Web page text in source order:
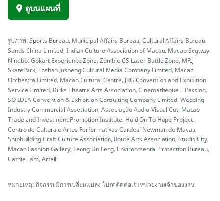
ดูบนแผนที่
รูปภาพ: Sports Bureau, Municipal Affairs Bureau, Cultural Affairs Bureau,
Sands China Limited, Indian Culture Association of Macau, Macao Segway-
Ninebot Gokart Experience Zone, Zombie CS Laser Battle Zone, MR.J
SkatePark, Foshan Jusheng Cultural Media Company Limited, Macao
Orchestra Limited, Macao Cultural Centre, JRG Convention and Exhibition
Service Limited, Dirks Theatre Arts Association, Cinematheque．Passion,
SO-IDEA Convention & Exhibition Consulting Company Limited, Wedding
Industry Commercial Association, Associação Audio-Visual Cut, Macao
Trade and Investment Promotion Institute, Hold On To Hope Project,
Centro de Cultura e Artes Performativas Cardeal Newman de Macau,
Shipbuilding Craft Culture Association, Route Arts Association, Studio City,
Macao Fashion Gallery, Leong Un Leng, Environmental Protection Bureau,
Cathie Lam, Artelli
หมายเหตุ: กิจกรรมมีการเปลี่ยนแปลง โปรคติดต่อเจ้าหน่วยงานเจ้าของงาน